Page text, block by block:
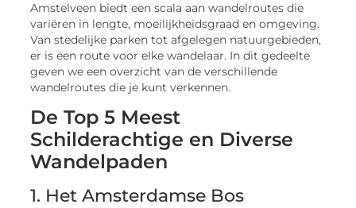
Amstelveen biedt een scala aan wandelroutes die
variëren in lengte, moeilijkheidsgraad en omgeving.
Van stedelijke parken tot afgelegen natuurgebieden,
er is een route voor elke wandelaar. In dit gedeelte
geven we een overzicht van de verschillende
wandelroutes die je kunt verkennen.
De Top 5 Meest
Schilderachtige en Diverse
Wandelpaden
1. Het Amsterdamse Bos